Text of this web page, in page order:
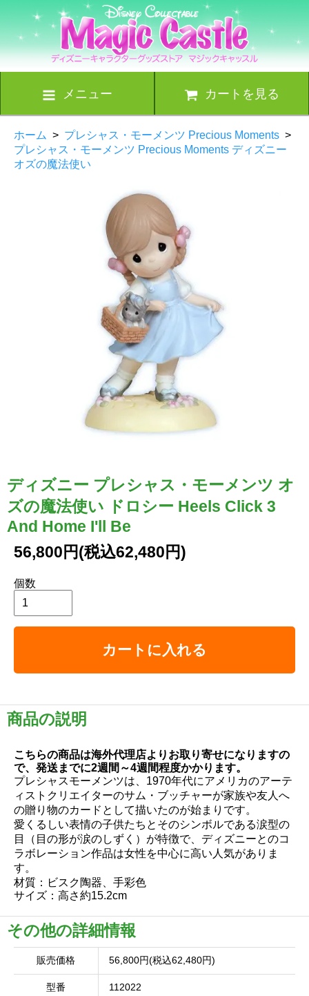
メニュー カートを見る
ホーム > プレシャス・モーメンツ Precious Moments >
プレシャス・モーメンツ Precious Moments ディズニー
オズの魔法使い
ディズニー プレシャス・モーメンツ オ
ズの魔法使い ドロシー Heels Click 3
And Home I'll Be
56,800円(税込62,480円)
個数
カートに入れる
商品の説明
こちらの商品は海外代理店よりお取り寄せになりますの
で、発送までに2週間～4週間程度かかります。
プレシャスモーメンツは、1970年代にアメリカのアーテ
ィストクリエイターのサム・ブッチャーが家族や友人へ
の贈り物のカードとして描いたのが始まりです。
愛くるしい表情の子供たちとそのシンボルである涙型の
目（目の形が涙のしずく）が特徴で、ディズニーとのコ
ラボレーション作品は女性を中心に高い人気がありま
す。
材質：ビスク陶器、手彩色
サイズ：高さ約15.2cm
その他の詳細情報
販売価格 56,800円(税込62,480円)
型番 112022